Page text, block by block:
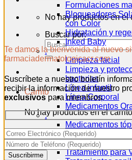
Te damos la bienvenida al nuevo
farmaciadermatologicacr.com
Suscríbete a nuestro boletín
recibir la información de nuestro
exclusivospara miembros.
No hay productos en el
Buscar por:
Carrito
No hay productos en el
Formulaciones
Bloqueadores
con Color
Hidratación y
Inked Baby
.
Limpieza facial
Limpieza y
bacterias
Línea infantil
Línea Corporal
Medicamentos
.
Medicamentos
Persona Adulto
Soluciones
Tratamiento para